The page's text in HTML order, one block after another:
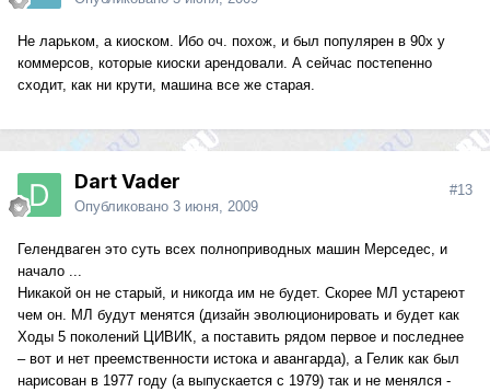
Не ларьком, а киоском. Ибо оч. похож, и был популярен в 90х у
коммерсов, которые киоски арендовали. А сейчас постепенно
сходит, как ни крути, машина все же старая.
Dart Vader
Опубликовано 3 июня, 2009
#13
Гелендваген это суть всех полноприводных машин Мерседес, и
начало ...
Никакой он не старый, и никогда им не будет. Скорее МЛ устареют
чем он. МЛ будут менятся (дизайн эволюционировать и будет как
Ходы 5 поколений ЦИВИК, а поставить рядом первое и последнее
– вот и нет преемственности истока и авангарда), а Гелик как был
нарисован в 1977 году (а выпускается с 1979) так и не менялся -